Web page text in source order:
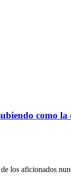
como la
los aficionados